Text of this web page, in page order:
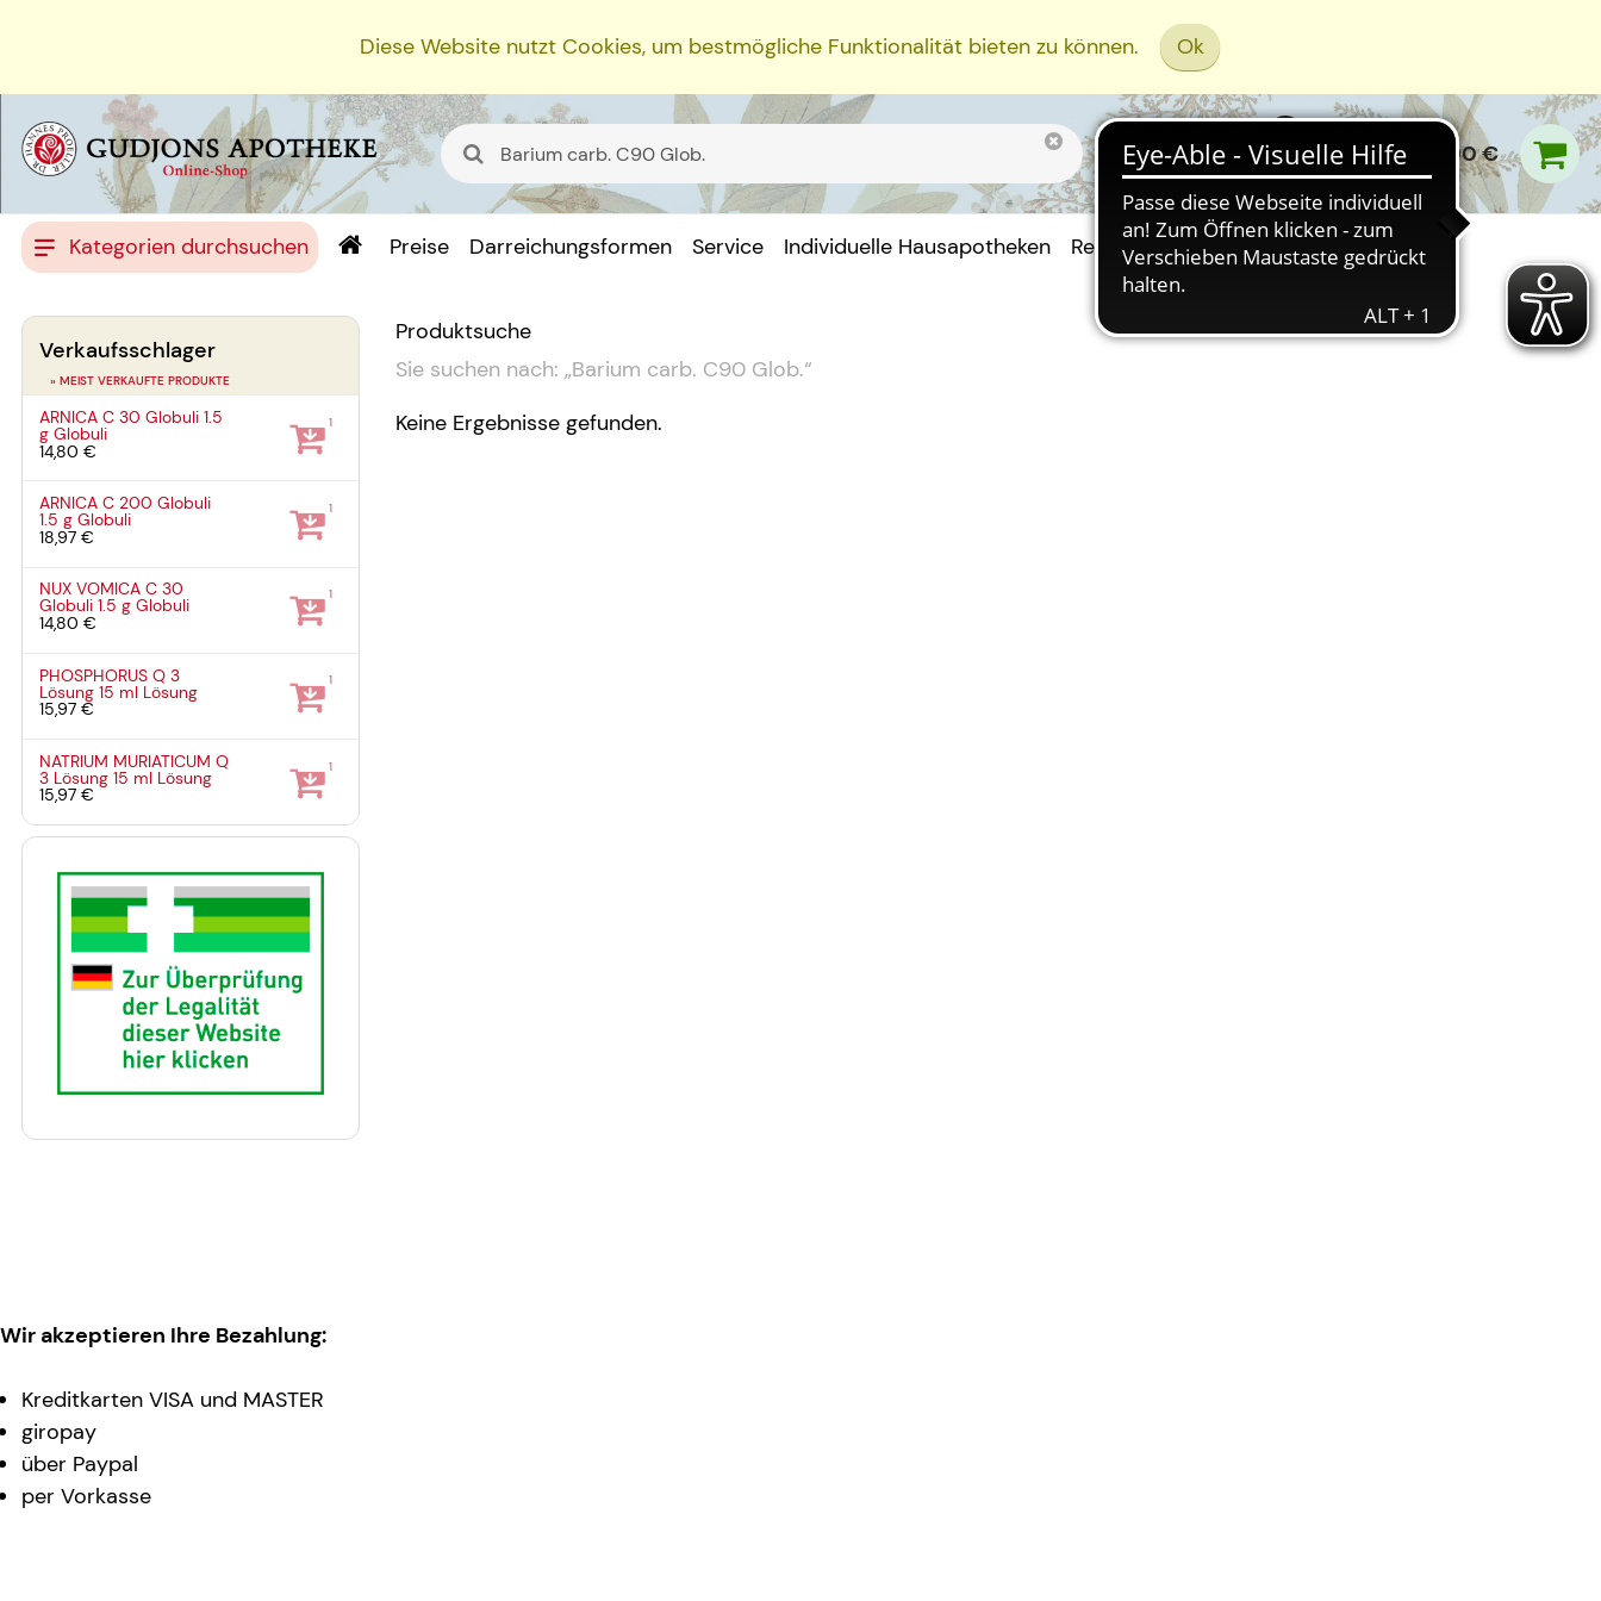
Diese Website nutzt Cookies, um bestmögliche Funktionalität bieten zu können. Ok
0,00 €
Kategorien durchsuchen Preise Darreichungsformen Service Individuelle Hausapotheken Rezept Einreichen
Produktsuche
Sie suchen nach: „Barium carb. C90 Glob.“
Keine Ergebnisse gefunden.
Verkaufsschlager
» MEIST VERKAUFTE PRODUKTE
ARNICA C 30 Globuli1.5
gGlobuli
14,80 €
1
ARNICA C 200 Globuli
1.5 gGlobuli
18,97 €
1
NUX VOMICA C 30
Globuli1.5 gGlobuli
14,80 €
1
PHOSPHORUS Q 3
Lösung15 ml Lösung
15,97 €
1
NATRIUM MURIATICUM Q
3 Lösung15 ml Lösung
15,97 €
1
Wir akzeptieren Ihre Bezahlung:
Kreditkarten VISA und MASTER
giropay
über Paypal
per Vorkasse